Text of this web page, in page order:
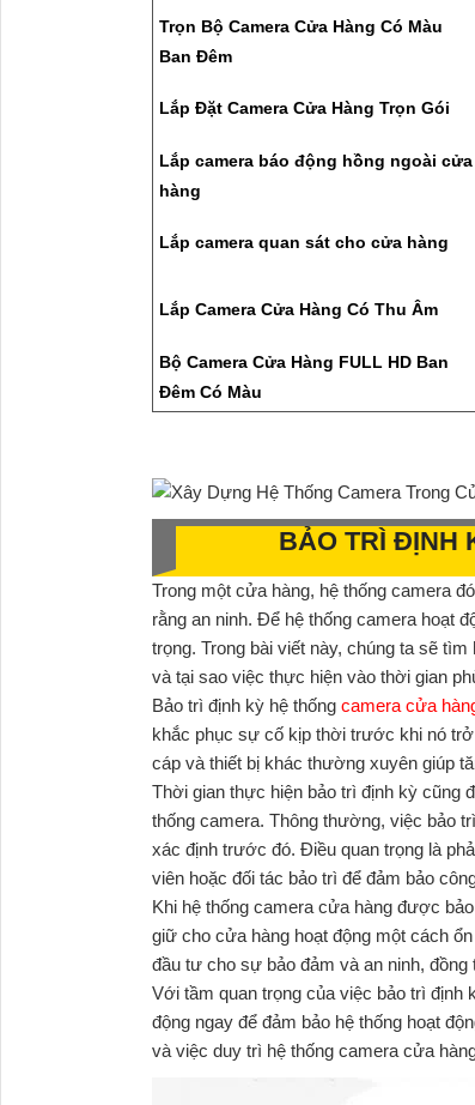
Trọn Bộ Camera Cửa Hàng Có Màu
Ban Đêm
Lắp Đặt Camera Cửa Hàng Trọn Gói
Lắp camera báo động hồng ngoài cửa
hàng
Lắp camera quan sát cho cửa hàng
Lắp Camera Cửa Hàng Có Thu Âm
Bộ Camera Cửa Hàng FULL HD Ban
Đêm Có Màu
BẢO TRÌ ĐỊNH
Trong một cửa hàng, hệ thống camera
rằng an ninh. Để hệ thống camera hoạt
trọng. Trong bài viết này, chúng ta sẽ
và tại sao việc thực hiện vào thời gian
Bảo trì định kỳ hệ thống camera cửa
khắc phục sự cố kịp thời trước khi nó
cáp và thiết bị khác thường xuyên giúp
Thời gian thực hiện bảo trì định kỳ cũng
thống camera. Thông thường, việc bảo
xác định trước đó. Điều quan trọng là
viên hoặc đối tác bảo trì để đảm bảo
Khi hệ thống camera cửa hàng được
giữ cho cửa hàng hoạt động một cách
đầu tư cho sự bảo đảm và an ninh,
Với tầm quan trọng của việc bảo trì định
động ngay để đảm bảo hệ thống hoạt
và việc duy trì hệ thống camera cửa